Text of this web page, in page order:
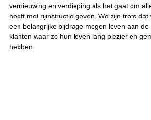
vernieuwing en verdieping als het gaat om
heeft met rijinstructie geven. We zijn trots dat
een belangrijke bijdrage mogen leven aan de
klanten waar ze hun leven lang plezier en
hebben.